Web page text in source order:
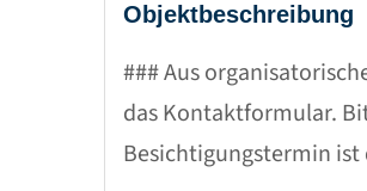
Objektbeschreibung
### Aus
das Kontaktformular.
Besichtigungstermin ist